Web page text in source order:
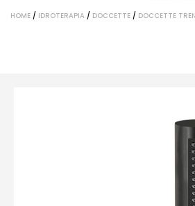
HOME / IDROTERAPIA / DOCCETTE / DOCCETTE